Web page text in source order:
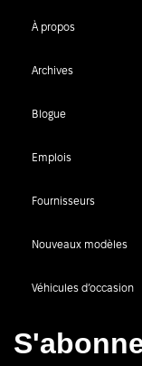
À propos
Archives
Blogue
Emplois
Fournisseurs
Nouveaux modèles
Véhicules d’occasion